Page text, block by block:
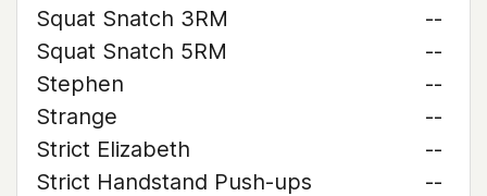
Squat Snatch 3RM
--
Squat Snatch 5RM
--
Stephen
--
Strange
--
Strict Elizabeth
--
Strict Handstand Push-ups
--